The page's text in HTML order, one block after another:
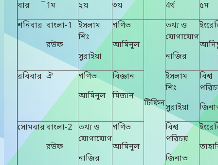
বার ¯
1ম ২য় ৩য় 4র্থ
৫ম
শনিবার বাংলা-1
রউফ
ইসলাম
শিঃ
সুরাইয়া
গণিত
আমিনুল
টিফিন
তথ্য ও
যোগাযোগ
নাজির
রবিবার ঐ
গণিত
আমিনুল
বিজ্ঞান
মিজান
ইসলাম
শিঃ
সুরাইয়া
বিশ্ব
সোমবারবাংলা-2
রউফ
তথ্য ও
যোগাযোগ
নাজির
গণিত
আমিনুল
বিশ্ব
পরিচয়
জিনাত